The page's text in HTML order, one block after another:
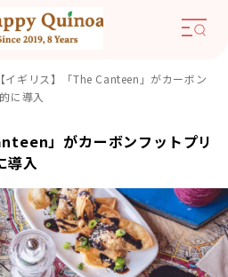
【イギリス】「The Canteen」がカーボン
に導入
」がカーボンフットプリ
導入